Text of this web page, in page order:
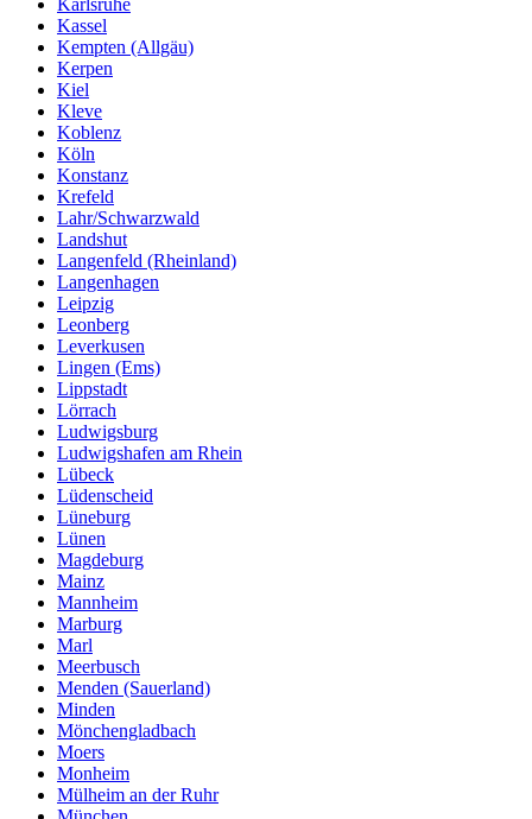
Karlsruhe
Kassel
Kempten (Allgäu)
Kerpen
Kiel
Kleve
Koblenz
Köln
Konstanz
Krefeld
Lahr/Schwarzwald
Landshut
Langenfeld (Rheinland)
Langenhagen
Leipzig
Leonberg
Leverkusen
Lingen (Ems)
Lippstadt
Lörrach
Ludwigsburg
Ludwigshafen am Rhein
Lübeck
Lüdenscheid
Lüneburg
Lünen
Magdeburg
Mainz
Mannheim
Marburg
Marl
Meerbusch
Menden (Sauerland)
Minden
Mönchengladbach
Moers
Monheim
Mülheim an der Ruhr